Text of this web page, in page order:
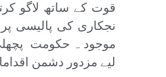
قوت کے ساتھ لاگو
نجکاری کی پالیسی
موجود ہ حکومت
لیے مزدور دشمن